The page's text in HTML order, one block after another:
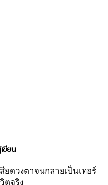
ขียน
ยดวงตาจนกลายเป็นเทอร์
ตจริง